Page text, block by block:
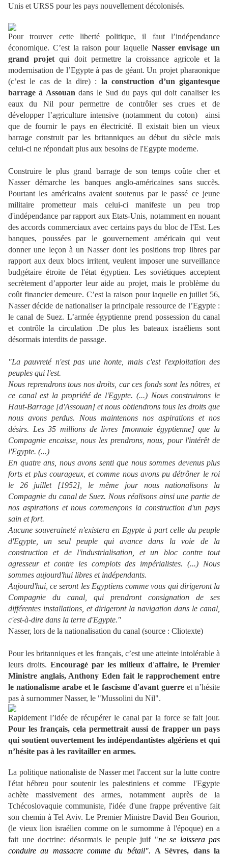
Unis et URSS pour les pays nouvellement décolonisés.
Pour trouver cette liberté politique, il faut l’indépendance
économique. C’est la raison pour laquelle Nasser envisage un
grand projet qui doit permettre la croissance agricole et la
modernisation de l’Egypte à pas de géant. Un projet pharaonique
(c’est le cas de la dire) : la construction d’un gigantesque
barrage à Assouan dans le Sud du pays qui doit canaliser les
eaux du Nil pour permettre de contrôler ses crues et de
développer l’agriculture intensive (notamment du coton)
ainsi
que de fournir le pays en électricité. Il existait bien un vieux
barrage construit par les britanniques au début du siècle mais
celui-ci ne répondait plus aux besoins de l'Egypte moderne.
Construire le plus grand barrage de son temps coûte cher et
Nasser démarche les banques anglo-américaines sans succès.
Pourtant les américains avaient soutenus par le passé ce jeune
militaire prometteur mais celui-ci manifeste un peu trop
d'indépendance par rapport aux Etats-Unis, notamment en nouant
des accords commerciaux avec certains pays du bloc de l'Est. Les
banques, poussées par le gouvernement américain qui veut
donner une leçon à un Nasser dont les positions trop libres par
rapport aux deux blocs irritent, veulent imposer une surveillance
budgétaire étroite de l'état égyptien. Les soviétiques acceptent
secrètement d’apporter leur aide au projet, mais le problème du
coût financier demeure. C’est la raison pour laquelle en juillet 56,
Nasser décide de nationaliser la principale ressource de l’Egypte :
le canal de Suez. L’armée égyptienne prend possession du canal
et contrôle la circulation .De plus les bateaux israéliens sont
désormais interdits de passage.
"La pauvreté n'est pas une honte, mais c'est l'exploitation des
peuples qui l'est.
Nous reprendrons tous nos droits, car ces fonds sont les nôtres, et
ce canal est la propriété de l'Egypte. (...) Nous construirons le
Haut-Barrage [d'Assouan] et nous obtiendrons tous les droits que
nous avons perdus. Nous maintenons nos aspirations et nos
désirs. Les 35 millions de livres [monnaie égyptienne] que la
Compagnie encaisse, nous les prendrons, nous, pour l'intérêt de
l'Egypte. (...)
En quatre ans, nous avons senti que nous sommes devenus plus
forts et plus courageux, et comme nous avons pu détrôner le roi
le 26 juillet [1952], le même jour nous nationalisons la
Compagnie du canal de Suez. Nous réalisons ainsi une partie de
nos aspirations et nous commençons la construction d'un pays
sain et fort.
Aucune souveraineté n'existera en Egypte à part celle du peuple
d'Egypte, un seul peuple qui avance dans la voie de la
construction et de l'industrialisation, et un bloc contre tout
agresseur et contre les complots des impérialistes. (...) Nous
sommes aujourd'hui libres et indépendants.
Aujourd'hui, ce seront les Egyptiens comme vous qui dirigeront la
Compagnie du canal, qui prendront consignation de ses
différentes installations, et dirigeront la navigation dans le canal,
c'est-à-dire dans la terre d'Egypte."
Nasser, lors de la nationalisation du canal (source : Cliotexte)
Pour les britanniques et les français, c’est une atteinte intolérable à
leurs droits. Encouragé par les milieux d'affaire, le Premier
Ministre anglais, Anthony Eden fait le rapprochement entre
le nationalisme arabe et le fascisme d'avant guerreet n’hésite
pas à surnommer Nasser, le "Mussolini du Nil".
Rapidement l’idée de récupérer le canal par la force se fait jour.
Pour les français, cela permettrait aussi de frapper un pays
qui soutient ouvertement les indépendantistes algériens et qui
n’hésite pas à les ravitailler en armes.
La politique nationaliste de Nasser met l'accent sur la lutte contre
l'état hébreu pour soutenir les palestiniens et comme l'Egypte
achète massivement des armes, notamment auprès de la
Tchécoslovaquie communiste, l'idée d'une frappe préventive fait
son chemin à Tel Aviv. Le Premier Ministre David Ben Gourion,
(le vieux lion israélien comme on le surnomme à l'époque) en a
fait une doctrine: désormais le peuple juif "ne se laissera pas
conduire au massacre comme du bétail". A Sèvres, dans la